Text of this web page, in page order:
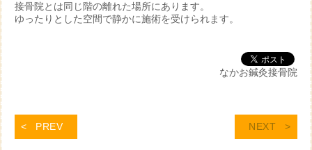
接骨院とは同じ階の離れた場所にあります。
ゆったりとした空間で静かに施術を受けられます。
なかお鍼灸接骨院
PREV NEXT